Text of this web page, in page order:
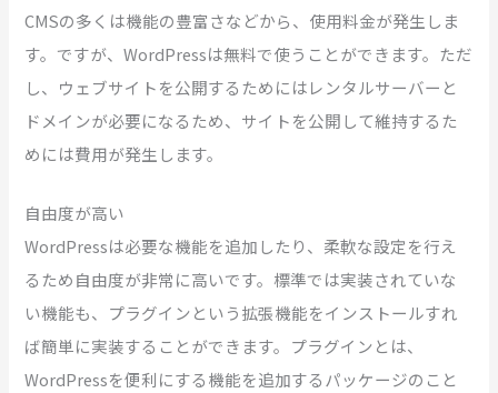
CMSの多くは機能の豊富さなどから、使用料金が発生しま
す。ですが、WordPressは無料で使うことができます。ただ
し、ウェブサイトを公開するためにはレンタルサーバーと
ドメインが必要になるため、サイトを公開して維持するた
めには費用が発生します。
自由度が高い
WordPressは必要な機能を追加したり、柔軟な設定を行え
るため自由度が非常に高いです。標準では実装されていな
い機能も、プラグインという拡張機能をインストールすれ
ば簡単に実装することができます。プラグインとは、
WordPressを便利にする機能を追加するパッケージのこと